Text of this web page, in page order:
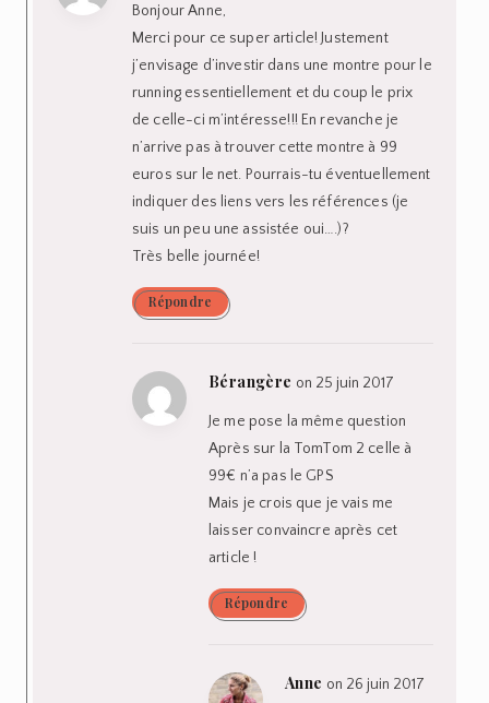
Bonjour Anne,
Merci pour ce super article! Justement
j’envisage d’investir dans une montre pour le
running essentiellement et du coup le prix
de celle-ci m’intéresse!!! En revanche je
n’arrive pas à trouver cette montre à 99
euros sur le net. Pourrais-tu éventuellement
indiquer des liens vers les références (je
suis un peu une assistée oui….)?
Très belle journée!
Répondre
Bérangère on 25 juin 2017
Je me pose la même question
Après sur la TomTom 2 celle à
99€ n’a pas le GPS
Mais je crois que je vais me
laisser convaincre après cet
article !
Répondre
Anne on 26 juin 2017